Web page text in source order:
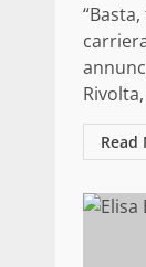
Read